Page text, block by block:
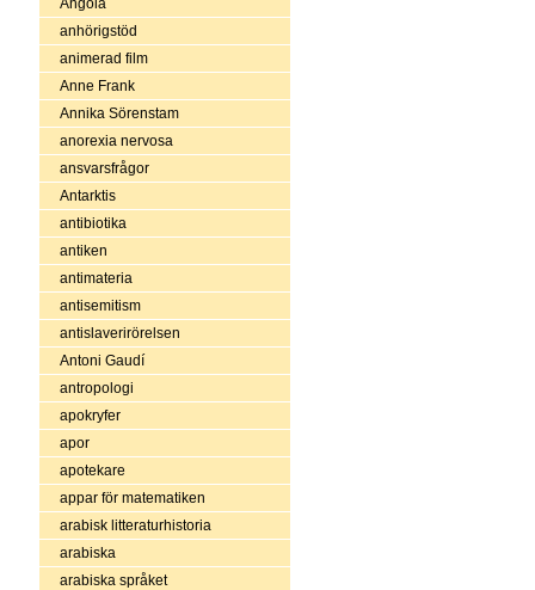
Angola
anhörigstöd
animerad film
Anne Frank
Annika Sörenstam
anorexia nervosa
ansvarsfrågor
Antarktis
antibiotika
antiken
antimateria
antisemitism
antislaverirörelsen
Antoni Gaudí
antropologi
apokryfer
apor
apotekare
appar för matematiken
arabisk litteraturhistoria
arabiska
arabiska språket